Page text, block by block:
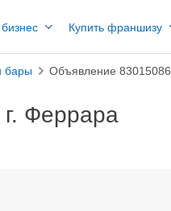
Купить франшизу
бары Объявление 83015086
г. Феррара